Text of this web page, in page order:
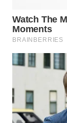
WN
KARO
WN
SIMALUNGUN
LABUHANBATU